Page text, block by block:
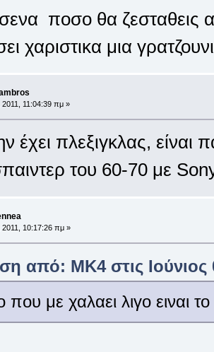
ποσο θα ζεσταθεις
χαριστικα μια
2011, 11:04:39 πμ »
έχει πλεξιγκλας,
του 60-70 με
2011, 10:17:26 πμ »
από: MK4 στις
που με χαλαει λιγο ειναι